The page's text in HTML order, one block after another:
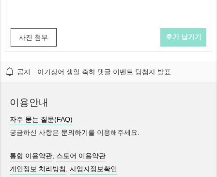
사진 첨부
공지 아기상어 생일 축하 댓글 이벤트 당첨자 발표
이용안내
자주 묻는 질문(FAQ)
궁금하신 사항은 문의하기를 이용해주세요.
통합 이용약관 스토어 이용약관
개인정보 처리방침
,사업자정보확인